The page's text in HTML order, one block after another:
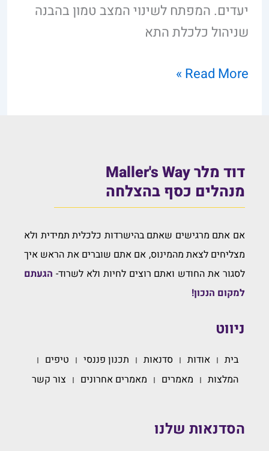
יעדים. המפתח לשינוי המצב טמון בהבנה
שניהול כלכלת התא
Read More »
דוד מלר Maller's Way
מנהלים כסף בהצלחה
אם אתם מרגישים שאתם בהישרדות כלכלית תמידית ולא
מצליחים לצאת מהמינוס, אם אתם שוברים את הראש איך
לסגור את החודש ואתם רוצים לחיות ולא לשרוד- הגעתם
למקום הנכון!
ניווט
בית אודות סדנאות תכנון פננסי
טיפים
המלצות
מאמרים מאמרים אחרונים צור קשר
הסדנאות שלנו